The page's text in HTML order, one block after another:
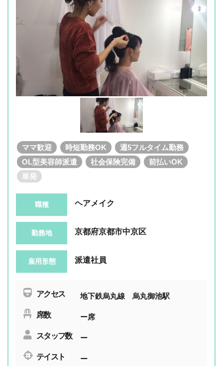
ママ歓迎 時短勤務OK
週5フルタイム勤務
OL型美容師派遣
社会保険完備
前払いOK
単発
職種 ヘアメイク
勤務地 京都府京都市中京区
雇用形態 派遣社員
アクセス 地下鉄烏丸線 烏丸御池駅
席数 ー席
スタッフ数 ー
テイスト ー